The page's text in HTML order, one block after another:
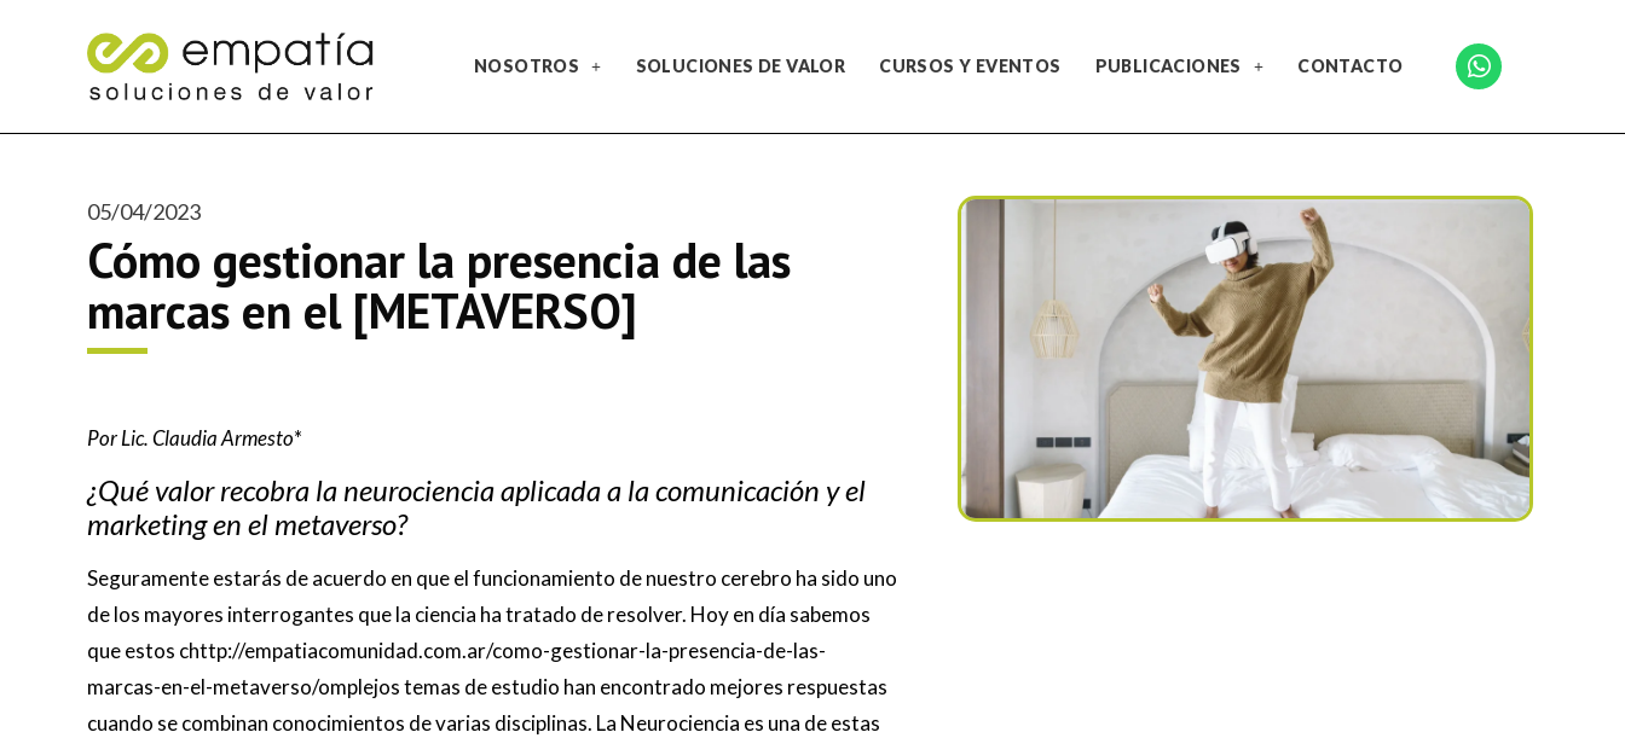
NOSOTROS SOLUCIONES DE VALOR CURSOS Y EVENTOS PUBLICACIONES CONTACTO
05/04/2023
Cómo gestionar la presencia de las
marcas en el [METAVERSO]
Por Lic. Claudia Armesto*
¿Qué valor recobra la neurociencia aplicada a la comunicación y el
marketing en el metaverso?
Seguramente estarás de acuerdo en que el funcionamiento de nuestro cerebro ha sido uno
de los mayores interrogantes que la ciencia ha tratado de resolver. Hoy en día sabemos
que estos chttp://empatiacomunidad.com.ar/como-gestionar-la-presencia-de-las-
marcas-en-el-metaverso/omplejos temas de estudio han encontrado mejores respuestas
cuando se combinan conocimientos de varias disciplinas. La Neurociencia es una de estas